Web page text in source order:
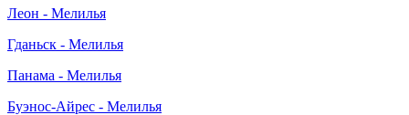
Леон - Мелилья
Гданьск - Мелилья
Панама - Мелилья
Буэнос-Айрес - Мелилья